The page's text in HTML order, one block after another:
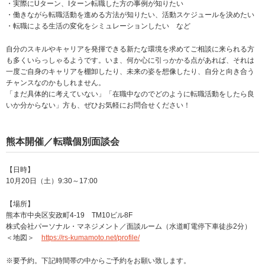
・実際にUターン、Iターン転職した方の事例が知りたい
・働きながら転職活動を進める方法が知りたい、活動スケジュールを決めたい
・転職による生活の変化をシミュレーションしたい など
自分のスキルやキャリアを発揮できる新たな環境を求めてご相談に来られる方
も多くいらっしゃるようです。いま、何か心に引っかかる点があれば、それは
一度ご自身のキャリアを棚卸したり、未来の姿を想像したり、自分と向き合う
チャンスなのかもしれません。
「まだ具体的に考えていない」「在職中なのでどのように転職活動をしたら良
いか分からない」方も、ぜひお気軽にお問合せください！
熊本開催／転職個別面談会
【日時】
10月20日（土）9:30～17:00
【場所】
熊本市中央区安政町4-19 TM10ビル8F
株式会社パーソナル・マネジメント／面談ルーム（水道町電停下車徒歩2分）
＜地図＞
https://rs-kumamoto.net/profile/
※要予約。下記時間帯の中からご予約をお願い致します。